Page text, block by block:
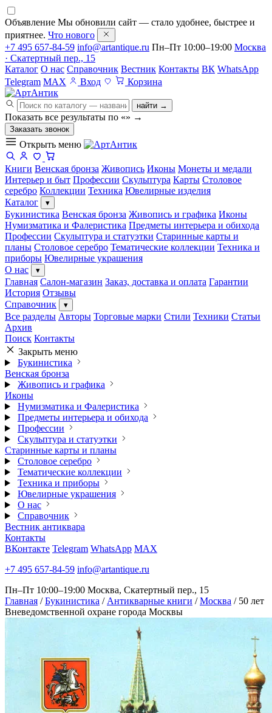
Объявление Мы обновили сайт — стало удобнее, быстрее и
приятнее. Что нового
+7 495 657-84-59 info@artantique.ru Пн–Пт 10:00–19:00 Москва
· Скатертный пер., 15
Каталог О нас Справочник Вестник Контакты ВК WhatsApp
Telegram MAX Вход Корзина
найти →
Показать все результаты по «» →
Заказать звонок
Открыть меню
Книги Венская бронза Живопись Иконы Монеты и медали
Интерьер и быт Профессии Скульптура Карты Столовое
серебро Коллекции Техника Ювелирные изделия
Каталог
▾
Букинистика Венская бронза Живопись и графика Иконы
Нумизматика и Фалеристика Предметы интерьера и обихода
Профессии Скульптура и статуэтки Старинные карты и
планы Столовое серебро Тематические коллекции Техника и
приборы Ювелирные украшения
О нас
▾
Главная Салон-магазин Заказ, доставка и оплата Гарантии
История Отзывы
Справочник
▾
Все разделы Авторы Торговые марки Стили Техники Статьи
Архив
Поиск Контакты
Закрыть меню
Букинистика
Венская бронза
Живопись и графика
Иконы
Нумизматика и Фалеристика
Предметы интерьера и обихода
Профессии
Скульптура и статуэтки
Старинные карты и планы
Столовое серебро
Тематические коллекции
Техника и приборы
Ювелирные украшения
О нас
Справочник
Вестник антиквара
Контакты
ВКонтакте Telegram WhatsApp MAX
+7 495 657-84-59 info@artantique.ru
Пн–Пт 10:00–19:00 Москва, Скатертный пер., 15
Главная / Букинистика / Антикварные книги / Москва / 50 лет
Вневедомственной охране города Москвы